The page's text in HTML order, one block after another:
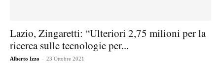
Lazio, Zingaretti: “Ulteriori 2,75 milioni per la
ricerca sulle tecnologie per...
Alberto Izzo - 23 Ottobre 2021